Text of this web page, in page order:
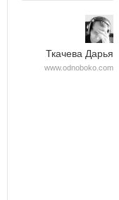
Ткачева Дарья
www.odnoboko.com